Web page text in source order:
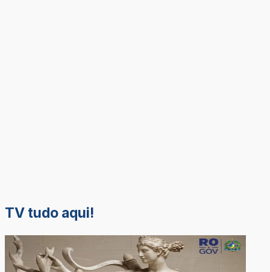
TV tudo aqui!